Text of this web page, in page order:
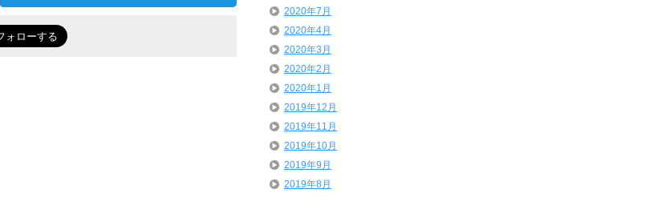
2020年7月
2020年4月
2020年3月
2020年2月
2020年1月
2019年12月
2019年11月
2019年10月
2019年9月
2019年8月